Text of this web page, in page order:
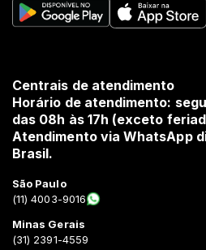
Centrais de atendimento
Horário de atendimento:
das 08h às 17h (exceto
Atendimento via WhatsApp
Brasil.
São Paulo
(11) 4003-9016
Minas Gerais
(31) 2391-4559